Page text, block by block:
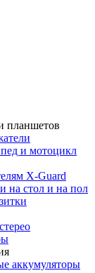
планшетов
и мотоцикл
X-Guard
на стол и на пол
аккумуляторы